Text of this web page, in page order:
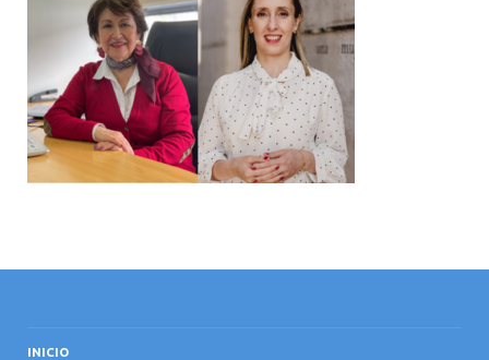
INTERNACIONAL
INICIO